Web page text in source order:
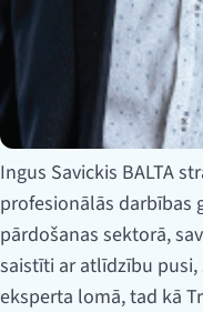
Ingus Savickis BALTA
profesionālās darbības
pārdošanas sektorā,
saistīti ar atlīdzību
eksperta lomā, tad kā